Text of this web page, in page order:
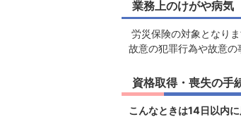
業務上のけがや病気
労災保険の対象となりま
故意の犯罪行為や故意の
資格取得・喪失の手
こんなときは14日以内に